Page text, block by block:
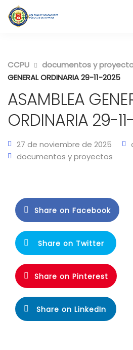
CCPU documentos y
GENERAL ORDINARIA 29-11-2025
ASAMBLEA
ORDINARIA 29-
27 de noviembre de 2025
documentos y proyectos
Share on Facebook
Share on Twitter
Share on Pinterest
Share on LinkedIn